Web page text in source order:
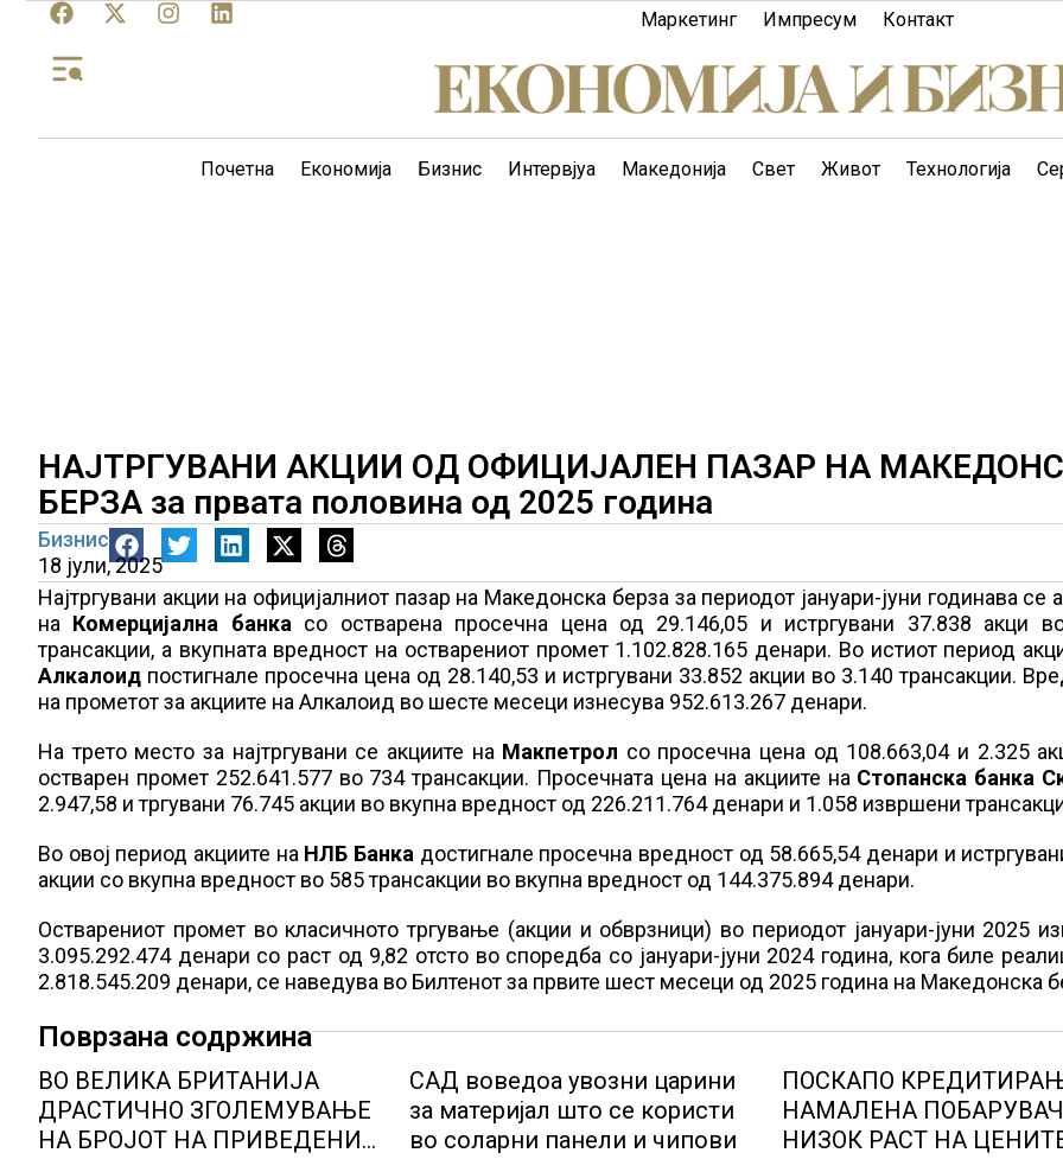
Маркетинг Импресум Контакт
Почетна Економија Бизнис Интервјуа Македонија Свет Живот Технологија
НАЈТРГУВАНИ АКЦИИ ОД ОФИЦИЈАЛЕН ПАЗАР НА
БЕРЗА за првата половина од 2025 година
Бизнис
18 јули, 2025
Најтргувани акции на официјалниот пазар на Mакедонска берза за периодот јануари-јуни годинава се
на Комерцијална банка со остварена просечна цена од 29.146,05 и истргувани 37.838 акци
трансакции, а вкупната вредност на остварениот промет 1.102.828.165 денари. Во истиот период
Алкалоид постигнале просечна цена од 28.140,53 и истргувани 33.852 акции во 3.140 трансакции.
на прометот за акциите на Алкалоид во шесте месеци изнесува 952.613.267 денари.
На трето место за најтргувани се акциите на Макпетрол со просечна цена од 108.663,04 и 2.325
остварен промет 252.641.577 во 734 трансакции. Просечната цена на акциите на Стопанска банка
2.947,58 и тргувани 76.745 акции во вкупна вредност од 226.211.764 денари и 1.058 извршени
Во овој период акциите на НЛБ Банка достигнале просечна вредност од 58.665,54 денари и
акции со вкупна вредност во 585 трансакции во вкупна вредност од 144.375.894 денари.
Остварениот промет во класичното тргување (акции и обврзници) во периодот јануари-јуни 2025
3.095.292.474 денари со раст од 9,82 отсто во споредба со јануари-јуни 2024 година, кога биле
2.818.545.209 денари, се наведува во Билтенот за првите шест месеци од 2025 година на Македонска
Поврзана содржина
ВО ВЕЛИКА БРИТАНИЈА
ДРАСТИЧНО ЗГОЛЕМУВАЊЕ
НА БРОЈОТ НА ПРИВЕДЕНИ
САД воведоа увозни царини
за материјал што се користи
во соларни панели и чипови
ПОСКАПО
НАМАЛЕНА
НИЗОК РАСТ НА